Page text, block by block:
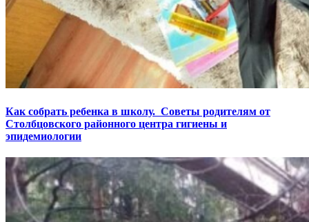
Как собрать ребенка в школу. Советы родителям от
Столбцовского районного центра гигиены и
эпидемиологии